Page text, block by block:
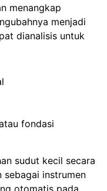
menangkap
menjadi
dianalisis untuk
fondasi
sudut kecil secara
instrumen
otomatis pada